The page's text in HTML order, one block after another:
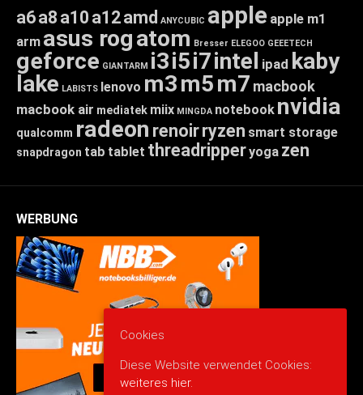
a6a8 a10 a12amd ANYCUBIC apple apple m1
arm asus rogatom Bresser ELEGOO GEEETECH
geforce GIANTARM i3i5i7intel ipad kaby
lake LABISTS lenovo m3m5m7 macbook
macbook air mediatek miix MINGDA notebook nvidia
qualcomm radeon renoirryzen smart storage
snapdragon tab tablet threadripperyoga zen
WERBUNG
Cookies
Diese Website verwendet Cookies:
weiteres hier.